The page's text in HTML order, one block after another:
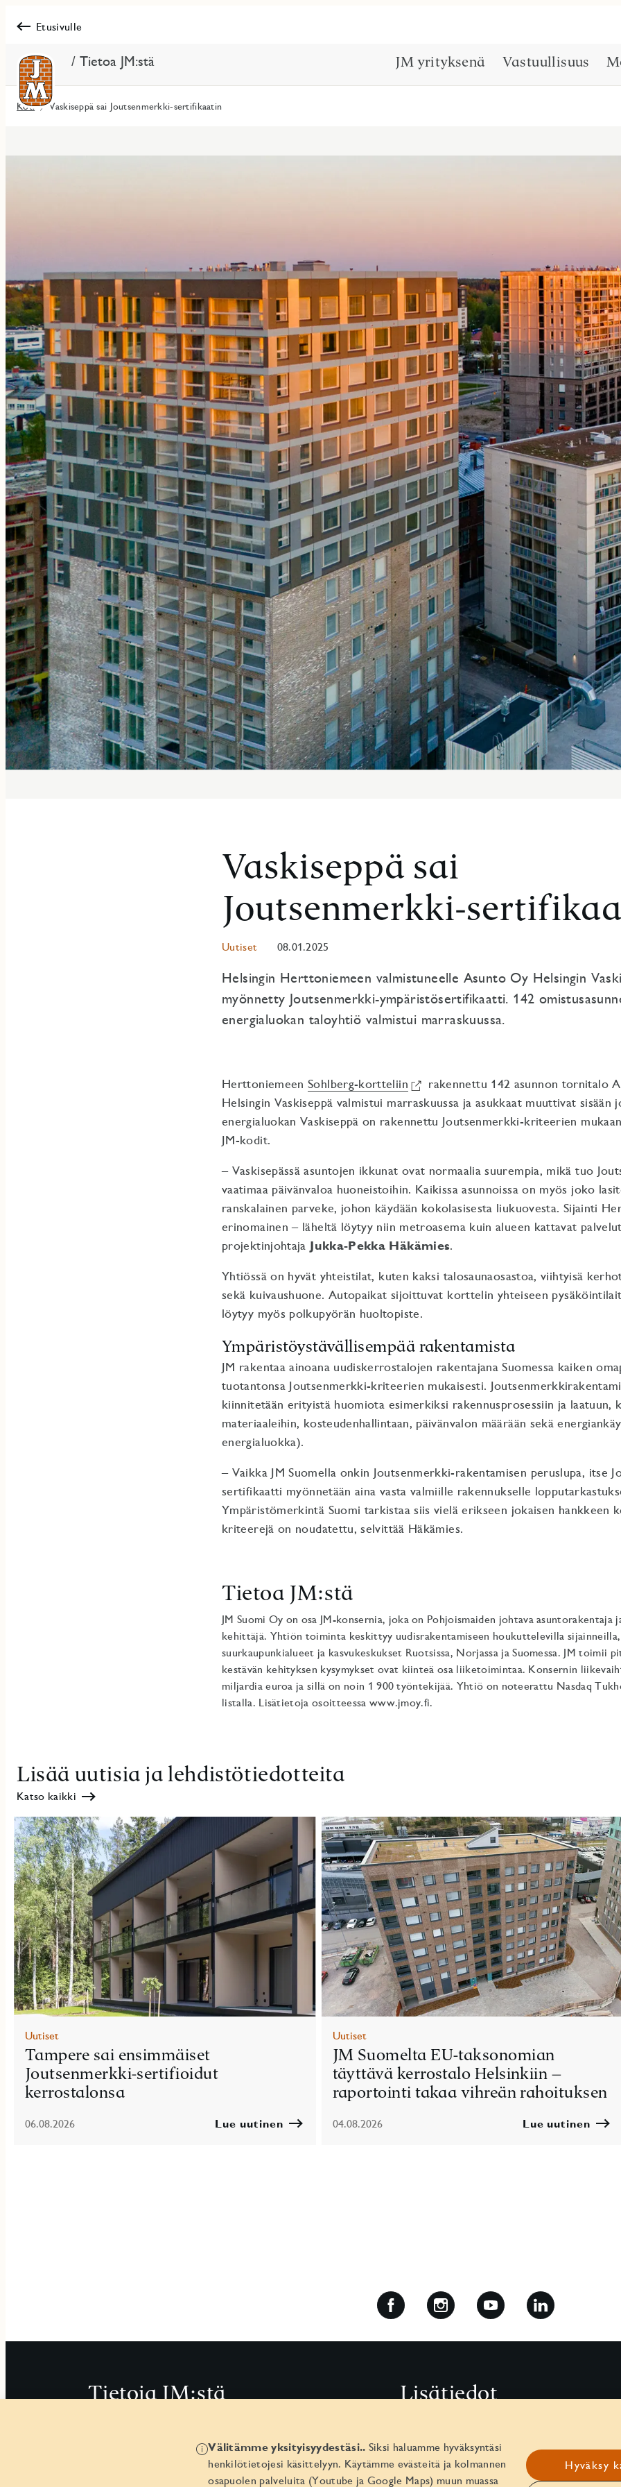
Etusivulle
/ Tietoa JM:stä JM yrityksenä Vastuullisuus
Koti Vaskiseppä sai Joutsenmerkki-sertifikaatin
Vaskiseppä sai
Joutsenmerkki-
Uutiset 08.01.2025
Helsingin Herttoniemeen valmistuneelle Asunto Oy Helsingin
myönnetty Joutsenmerkki-ympäristösertifikaatti. 142
energialuokan taloyhtiö valmistui marraskuussa.
HerttoniemeenSohlberg-kortteliin
rakennettu 142 asunnon tornitalo
Helsingin Vaskiseppä valmistui marraskuussa ja asukkaat muuttivat sisään
energialuokan Vaskiseppä on rakennettu Joutsenmerkki-kriteerien
JM-kodit.
– Vaskisepässä asuntojen ikkunat ovat normaalia suurempia, mikä tuo
vaatimaa päivänvaloa huoneistoihin. Kaikissa asunnoissa on myös joko
ranskalainen parveke, johon käydään kokolasisesta liukuovesta. Sijainti
erinomainen – läheltä löytyy niin metroasema kuin alueen kattavat
projektinjohtaja Jukka-Pekka Häkämies.
Yhtiössä on hyvät yhteistilat, kuten kaksi talosaunaosastoa, viihtyisä
sekä kuivaushuone. Autopaikat sijoittuvat korttelin yhteiseen
löytyy myös polkupyörän huoltopiste.
Ympäristöystävällisempää rakentamista
JM rakentaa ainoana uudiskerrostalojen rakentajana Suomessa kaiken
tuotantonsa Joutsenmerkki-kriteerien mukaisesti.
kiinnitetään erityistä huomiota esimerkiksi rakennusprosessiin ja laatuun,
materiaaleihin, kosteudenhallintaan, päivänvalon määrään sekä
energialuokka).
– Vaikka JM Suomella onkin Joutsenmerkki-rakentamisen peruslupa, itse
sertifikaatti myönnetään aina vasta valmiille rakennukselle
Ympäristömerkintä Suomi tarkistaa siis vielä erikseen jokaisen hankkeen
kriteerejä on noudatettu, selvittää Häkämies.
Tietoa JM:stä
JM Suomi Oy on osa JM-konsernia, joka on Pohjoismaiden johtava asuntorakentaja
kehittäjä. Yhtiön toiminta keskittyy uudisrakentamiseen houkuttelevilla
suurkaupunkialueet ja kasvukeskukset Ruotsissa, Norjassa ja Suomessa. JM toimii
kestävän kehityksen kysymykset ovat kiinteä osa liiketoimintaa. Konsernin
miljardia euroa ja sillä on noin 1 900 työntekijää. Yhtiö on noteerattu Nasdaq
listalla. Lisätietoja osoitteessa www.jmoy.fi.
Lisää uutisia ja lehdistötiedotteita
Katso kaikki
Uutiset
Tampere sai ensimmäiset
Joutsenmerkki-sertifioidut
kerrostalonsa
06.08.2026 Lue uutinen
Uutiset
JM Suomelta EU-taksonomian
täyttävä kerrostalo Helsinkiin –
raportointi takaa vihreän rahoituksen
04.08.2026 Lue uutinen
Välitämme yksityisyydestäsi.. Siksi haluamme hyväksyntäsi
henkilötietojesi käsittelyyn. Käytämme evästeitä ja kolmannen
osapuolen palveluita (Youtube ja Google Maps) muun muassa
Hyväksy
Tietoja JM:stä Lisätiedot
Yhteistyökumppaneille